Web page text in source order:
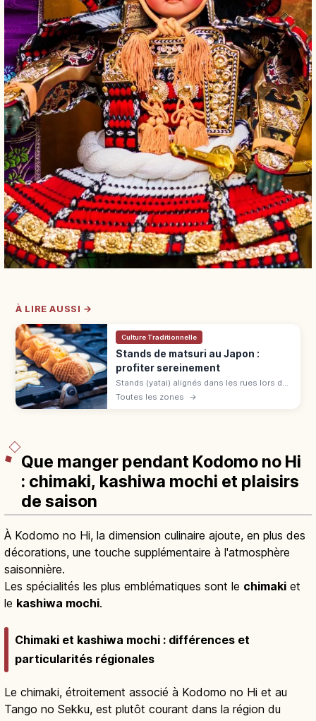
À LIRE AUSSI →
Culture Traditionnelle
Stands de matsuri au Japon :
profiter sereinement
Stands (yatai) alignés dans les rues lors des
matsuri japonais du printemps à l'automne :
Toutes les zones →
Que manger pendant Kodomo no Hi
: chimaki, kashiwa mochi et plaisirs
de saison
À Kodomo no Hi, la dimension culinaire ajoute, en plus des
décorations, une touche supplémentaire à l'atmosphère
saisonnière.
Les spécialités les plus emblématiques sont le chimaki et
le kashiwa mochi.
Chimaki et kashiwa mochi : différences et
particularités régionales
Le chimaki, étroitement associé à Kodomo no Hi et au
Tango no Sekku, est plutôt courant dans la région du